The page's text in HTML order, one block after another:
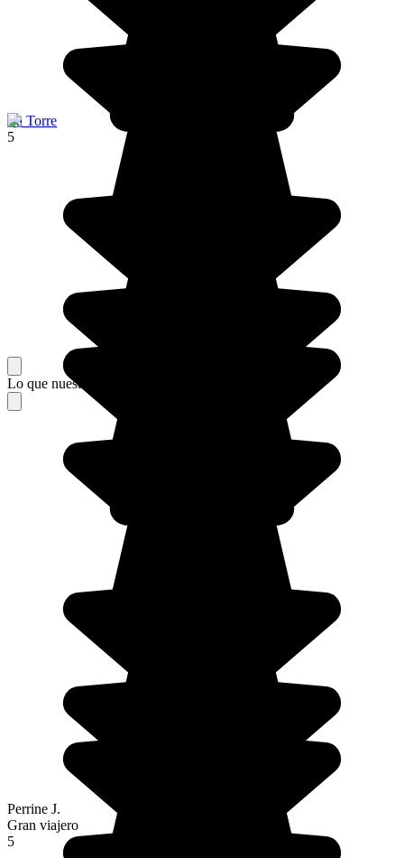
La Torre
5
Lo que nuestros viajeros piensan de su estancia
Perrine J.
Gran viajero
5